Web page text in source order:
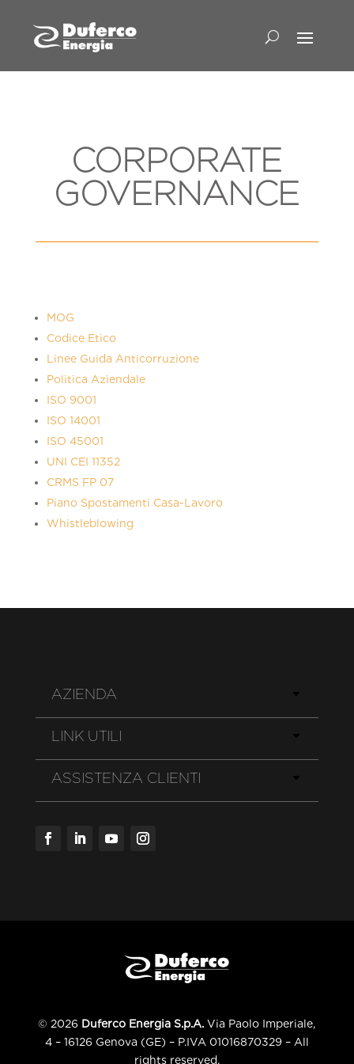
CORPORATE
GOVERNANCE
MOG
Codice Etico
Linee Guida Anticorruzione
Politica Aziendale
ISO 9001
ISO 14001
ISO 45001
UNI CEI 11352
CRMS FP 07
Piano Spostamenti Casa-Lavoro
Whistleblowing
AZIENDA
LINK UTILI
ASSISTENZA CLIENTI
© 2026 Duferco Energia S.p.A. Via Paolo Imperiale,
4 – 16126 Genova (GE) – P.IVA 01016870329 – All
rights reserved.